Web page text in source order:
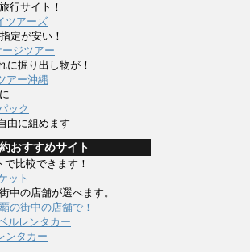
行サイト！
ツアーズ
定が安い！
ジツアー
掘り出し物が！
アー沖縄
ック
由に組めます
おすすめサイト
比較できます！
ット
中の店舗が選べます。
の街中の店舗で！
ルレンタカー
ンタカー